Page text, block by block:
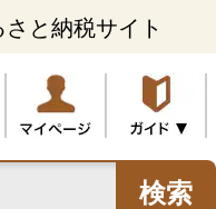
と納税サイト
検索